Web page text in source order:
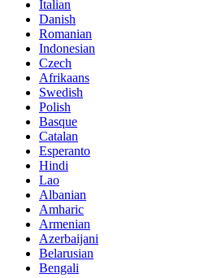
Italian
Danish
Romanian
Indonesian
Czech
Afrikaans
Swedish
Polish
Basque
Catalan
Esperanto
Hindi
Lao
Albanian
Amharic
Armenian
Azerbaijani
Belarusian
Bengali